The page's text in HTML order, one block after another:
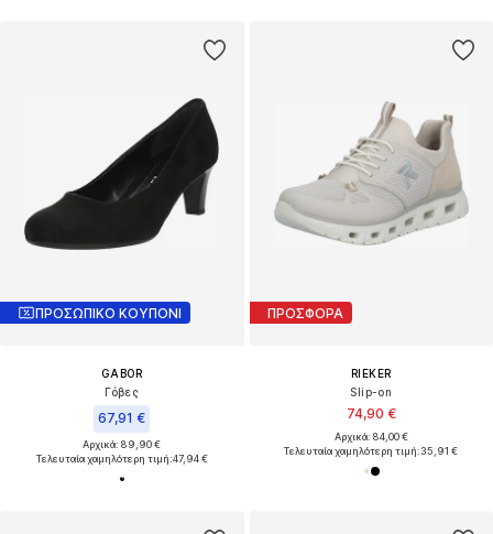
ΠΡΟΣΩΠΙΚΟ ΚΟΥΠΟΝΙ
GABOR
Γόβες
67,91 €
Αρχικά: 89,90 €
Τελευταία χαμηλότερη τιμή:47,94 €
ΠΡΟΣΦΟΡΑ
RIEKER
Slip-on
74,90 €
Αρχικά: 84,00 €
Τελευταία χαμηλότερη τιμή:35,91 €